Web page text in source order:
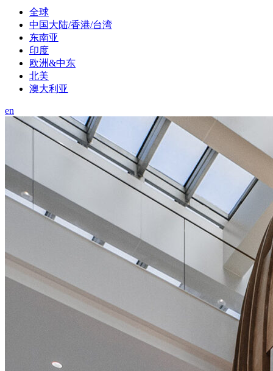
全球
中国大陆/香港/台湾
东南亚
印度
欧洲&中东
北美
澳大利亚
en